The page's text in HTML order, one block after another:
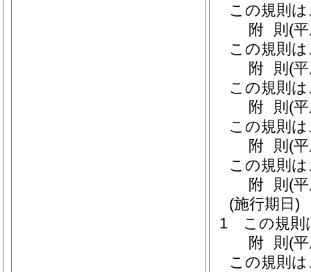
この規則
附 則 (
この規則
附 則 (
この規則
附 則 (
この規則
附 則 (
この規則
附 則 (
(施行期日)
1
この規則
附 則 (
この規則